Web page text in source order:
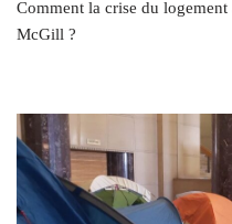
Comment la crise du logement
McGill ?